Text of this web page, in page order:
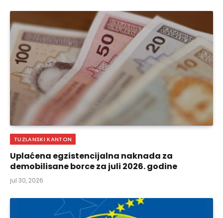
TUZLANSKI KANTON
Uplaćena egzistencijalna naknada za
demobilisane borce za juli 2026. godine
jul 30, 2026